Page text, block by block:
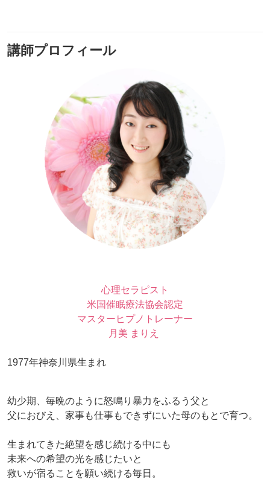
講師プロフィール
心理セラピスト
米国催眠療法協会認定
マスターヒプノトレーナー
月美 まりえ
1977年神奈川県生まれ
幼少期、毎晩のように怒鳴り暴力をふるう父と
父におびえ、家事も仕事もできずにいた母のもとで育つ。
生まれてきた絶望を感じ続ける中にも
未来への希望の光を感じたいと
救いが宿ることを願い続ける毎日。